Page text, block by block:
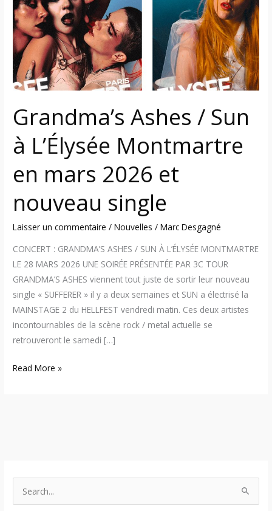
Grandma’s Ashes / Sun
à L’Élysée Montmartre
en mars 2026 et
nouveau single
Laisser un commentaire /Nouvelles /Marc Desgagné
CONCERT : GRANDMA’S ASHES / SUN À L’ÉLYSÉE MONTMARTRE
LE 28 MARS 2026 UNE SOIRÉE PRÉSENTÉE PAR 3C TOUR
GRANDMA’S ASHES viennent tout juste de sortir leur nouveau
single « SUFFERER » il y a deux semaines et SUN a électrisé la
MAINSTAGE 2 du HELLFEST vendredi matin. Ces deux artistes
incontournables de la scène rock / metal actuelle se
retrouveront le samedi […]
Sun
à
L’Élysée
Montmartre
en
mars
et
nouveau
single
Read More »